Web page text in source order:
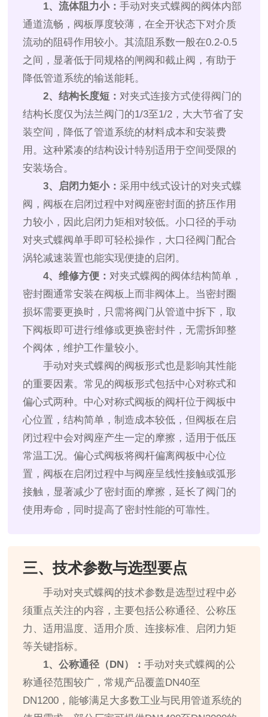
1、流体阻力小：手动对夹式蝶阀的阀体内部
通道流畅，阀板厚度较薄，在全开状态下对介质
流动的阻碍作用较小。其流阻系数一般在0.2-0.5
之间，显著低于同规格的闸阀和截止阀，有助于
降低管道系统的输送能耗。
2、结构长度短：对夹式连接方式使得阀门的
结构长度仅为法兰阀门的1/3至1/2，大大节省了安
装空间，降低了管道系统的材料成本和安装费
用。这种紧凑的结构设计特别适用于空间受限的
安装场合。
3、启闭力矩小： 采用中线式设计的对夹式蝶
阀，阀板在启闭过程中对阀座密封面的挤压作用
力较小，因此启闭力矩相对较低。小口径的手动
对夹式蝶阀单手即可轻松操作，大口径阀门配合
涡轮减速装置也能实现便捷的启闭。
4、维修方便：对夹式蝶阀的阀体结构简单，
密封圈通常安装在阀板上而非阀体上。当密封圈
损坏需要更换时，只需将阀门从管道中拆下，取
下阀板即可进行维修或更换密封件，无需拆卸整
个阀体，维护工作量较小。
手动对夹式蝶阀的阀板形式也是影响其性能
的重要因素。常见的阀板形式包括中心对称式和
偏心式两种。中心对称式阀板的阀杆位于阀板中
心位置，结构简单，制造成本较低，但阀板在启
闭过程中会对阀座产生一定的摩擦，适用于低压
常温工况。偏心式阀板将阀杆偏离阀板中心位
置，阀板在启闭过程中与阀座呈线性接触或弧形
接触，显著减少了密封面的摩擦，延长了阀门的
使用寿命，同时提高了密封性能的可靠性。
三、技术参数与选型要点
手动对夹式蝶阀的技术参数是选型过程中必
须重点关注的内容，主要包括公称通径、公称压
力、适用温度、适用介质、连接标准、启闭力矩
等关键指标。
1、公称通径（DN）：手动对夹式蝶阀的公
称通径范围较广，常规产品覆盖DN40至
DN1200，能够满足大多数工业与民用管道系统的